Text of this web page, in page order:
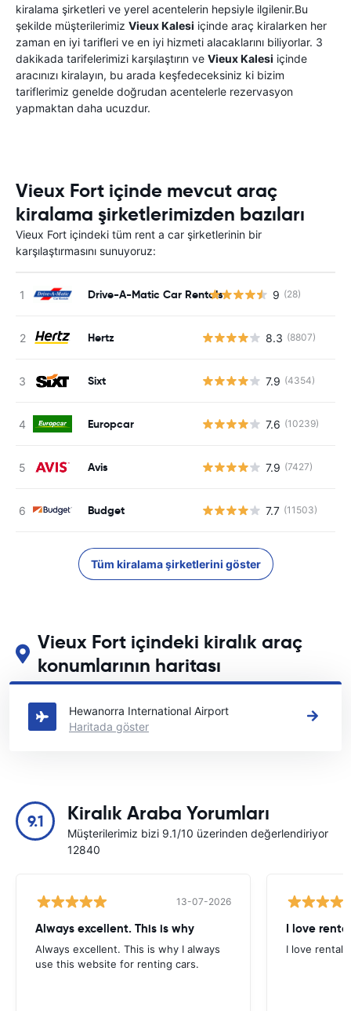
kiralama şirketleri ve yerel acentelerin hepsiyle ilgilenir.Bu
şekilde müşterilerimiz Vieux Kalesi içinde araç kiralarken her
zaman en iyi tarifleri ve en iyi hizmeti alacaklarını biliyorlar. 3
dakikada tarifelerimizi karşılaştırın ve Vieux Kalesi içinde
aracınızı kiralayın, bu arada keşfedeceksiniz ki bizim
tariflerimiz genelde doğrudan acentelerle rezervasyon
yapmaktan daha ucuzdur.
Vieux Fort içinde mevcut araç
kiralama şirketlerimizden bazıları
Vieux Fort içindeki tüm rent a car şirketlerinin bir
karşılaştırmasını sunuyoruz:
Drive-A-Matic Car Rentals 9 (28)
Hertz 8.3 (8807)
Sixt 7.9 (4354)
Europcar 7.6 (10239)
Avis 7.9 (7427)
Budget 7.7 (11503)
Tüm kiralama şirketlerini göster
Vieux Fort içindeki kiralık araç
konumlarının haritası
Vieux Fort içindeki başlıca araç kiralama yerlerimizi görün
Hewanorra International Airport
Haritada göster
9.1 Kiralık Araba Yorumları
Müşterilerimiz bizi 9.1/10 üzerinden değerlendiriyor
12840
13-07-2026
Always excellent. This is why
Always excellent. This is why I always
use this website for renting cars.
I love
I love rental